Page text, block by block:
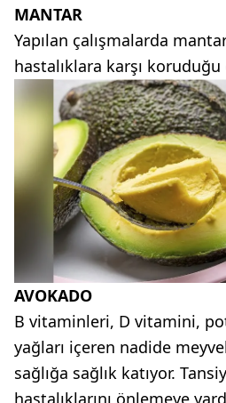
MANTAR
Yapılan çalışmalarda
hastalıklara karşı
AVOKADO
B vitaminleri, D vitamini,
yağları içeren nadide
sağlığa sağlık katıyor.